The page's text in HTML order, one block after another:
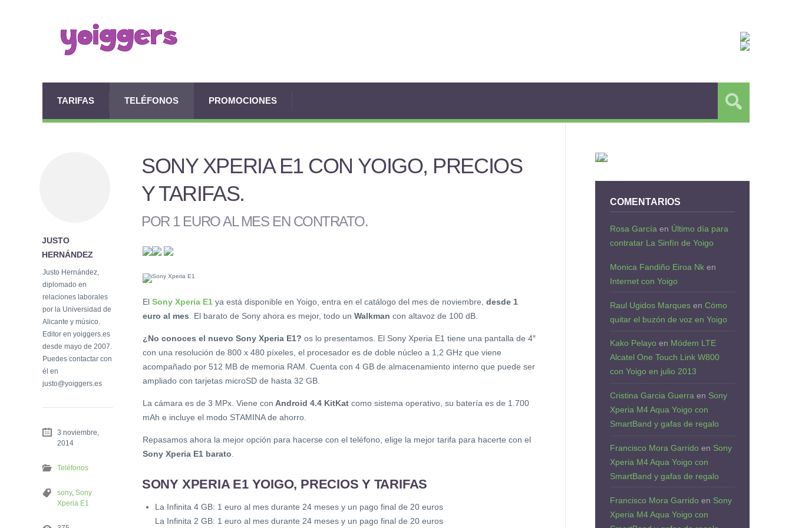
TARIFAS TELÉFONOS PROMOCIONES
SONY XPERIA E1 CON YOIGO, PRECIOS
Y TARIFAS.
POR 1 EURO AL MES EN CONTRATO.
El Sony Xperia E1 ya está disponible en Yoigo, entra en el catálogo del mes de noviembre, desde 1
euro al mes . El barato de Sony ahora es mejor, todo un Walkman con altavoz de 100 dB.
¿No conoces el nuevo Sony Xperia E1? os lo presentamos. El Sony Xperia E1 tiene una pantalla de 4″
con una resolución de 800 x 480 píxeles, el procesador es de doble núcleo a 1,2 GHz que viene
acompañado por 512 MB de memoria RAM. Cuenta con 4 GB de almacenamiento interno que puede ser
ampliado con tarjetas microSD de hasta 32 GB.
La cámara es de 3 MPx. Viene con Android 4.4 KitKat como sistema operativo, su batería es de 1.700
mAh e incluye el modo STAMINA de ahorro.
Repasamos ahora la mejor opción para hacerse con el teléfono, elige la mejor tarifa para hacerte con el
Sony Xperia E1 barato
SONY XPERIA E1 YOIGO, PRECIOS Y TARIFAS
La Infinita 4 GB: 1 euro al mes durante 24 meses y un pago final de 20 euros
La Infinita 2 GB: 1 euro al mes durante 24 meses y un pago final de 20 euros
JUSTO
HERNÁNDEZ
Justo Hernández,
diplomado en
relaciones laborales
por la Universidad de
Alicante y músico.
Editor en yoiggers.es
desde mayo de 2007.
Puedes contactar con
él en
justo@yoiggers.es
3 noviembre,
2014
Teléfonos
sony, Sony
Xperia E1
COMENTARIOS
Rosa García en Último día para
contratar La Sinfín de Yoigo
Monica Fandiño Eiroa Nk en
Internet con Yoigo
Raul Ugidos Marques en Cómo
quitar el buzón de voz en Yoigo
Kako Pelayo en Módem LTE
Alcatel One Touch Link W800
con Yoigo en julio 2013
Cristina Garcia Guerra en Sony
Xperia M4 Aqua Yoigo con
SmartBand y gafas de regalo
Francisco Mora Garrido en Sony
Xperia M4 Aqua Yoigo con
SmartBand y gafas de regalo
Francisco Mora Garrido en Sony
Xperia M4 Aqua Yoigo con